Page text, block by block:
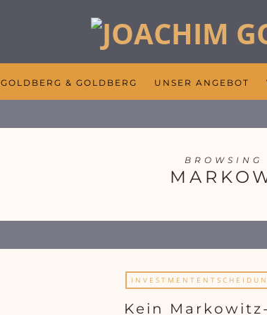
GOLDBERG & GOLDBERG UNSER ANGEBOT
BROWSING
Kein